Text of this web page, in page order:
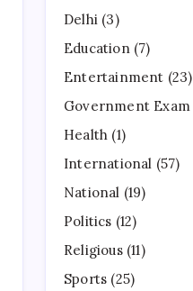
Delhi (3)
Education(7)
Entertainment (23)
Government Exam
Health (1)
International (57)
National (19)
Politics (12)
Religious(11)
Sports (25)